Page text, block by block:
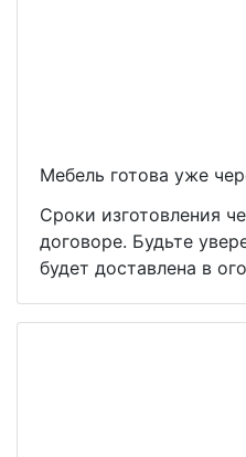
Мебель готова уже
Сроки изготовления
договоре. Будьте
будет доставлена в